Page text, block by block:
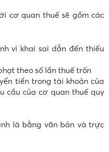
cơ quan thuế sẽ gồm các
vi khai sai dẫn đến thiếu
theo số lần thuế trốn
tiền trong tài khoản của
cầu của cơ quan thuế quy
là bằng văn bản và trực